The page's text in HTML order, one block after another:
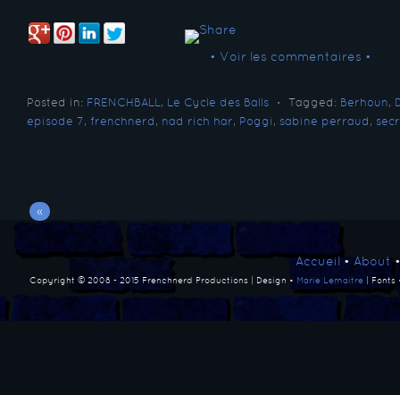
• Voir les commentaires •
Posted in: FRENCHBALL, Le Cycle des Balls ⋅ Tagged: Berhoun,
episode 7, frenchnerd , nad rich har, Poggi , sabine perraud ,
«
Accueil• About
Copyright © 2008 - 2015 Frenchnerd Productions | Design • Marie Lemaitre | Fonts